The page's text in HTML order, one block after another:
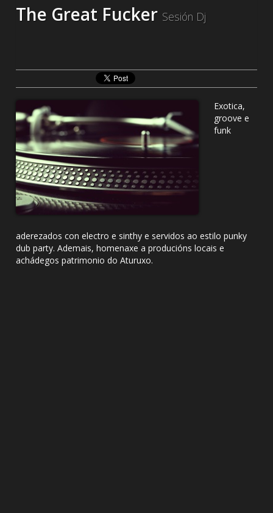
The Great Fucker Sesión Dj
Exotica,
groove e
funk
aderezados con electro e sinthy e servidos ao estilo punky
dub party. Ademais, homenaxe a producións locais e
achádegos patrimonio do Aturuxo.